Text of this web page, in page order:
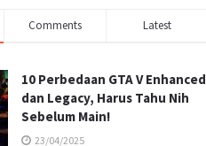
Comments Latest
10 Perbedaan GTA V Enhanced
dan Legacy, Harus Tahu Nih
Sebelum Main!
23/04/2025